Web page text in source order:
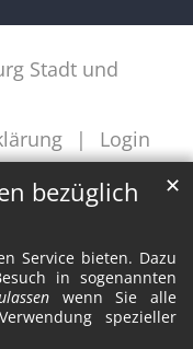
bezüglich
Service bieten. Dazu
in sogenannten
wenn Sie alle
spezieller
✕
Stadt und
Login